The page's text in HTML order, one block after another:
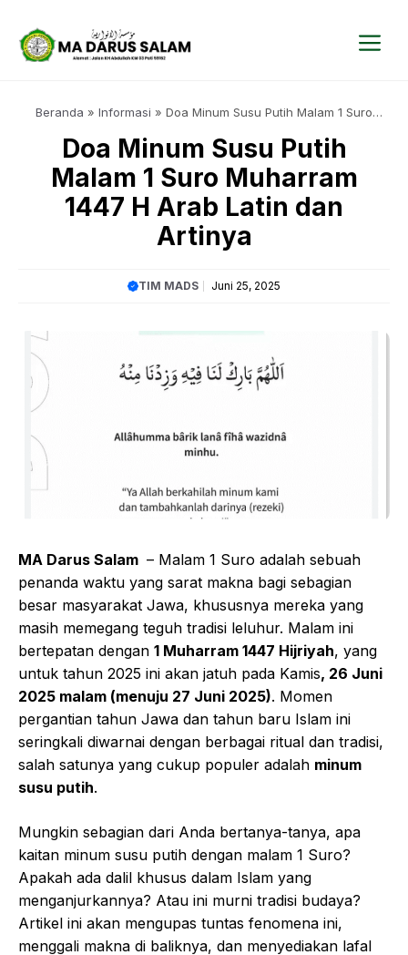
Beranda » Informasi » Doa Minum Susu Putih Malam 1 Suro
Doa Minum Susu Putih
Malam 1 Suro Muharram
1447 H Arab Latin dan
Artinya
TIM MADS Juni 25, 2025
MA Darus Salam – Malam 1 Suro adalah sebuah
penanda waktu yang sarat makna bagi sebagian
besar masyarakat Jawa, khususnya mereka yang
masih memegang teguh tradisi leluhur. Malam ini
bertepatan dengan 1 Muharram 1447 Hijriyah, yang
untuk tahun 2025 ini akan jatuh pada Kamis, 26 Juni
2025 malam (menuju 27 Juni 2025). Momen
pergantian tahun Jawa dan tahun baru Islam ini
seringkali diwarnai dengan berbagai ritual dan tradisi,
salah satunya yang cukup populer adalah minum
susu putih.
Mungkin sebagian dari Anda bertanya-tanya, apa
kaitan minum susu putih dengan malam 1 Suro?
Apakah ada dalil khusus dalam Islam yang
menganjurkannya? Atau ini murni tradisi budaya?
Artikel ini akan mengupas tuntas fenomena ini,
menggali makna di baliknya, dan menyediakan lafal